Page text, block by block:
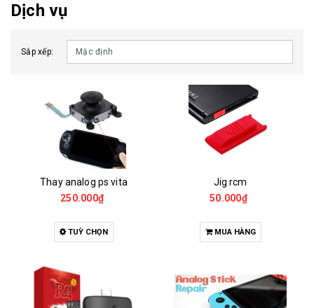
Dịch vụ
Sắp xếp:
Thay analog ps vita
250.000₫
TUỲ CHỌN
Jig rcm
50.000₫
MUA HÀNG